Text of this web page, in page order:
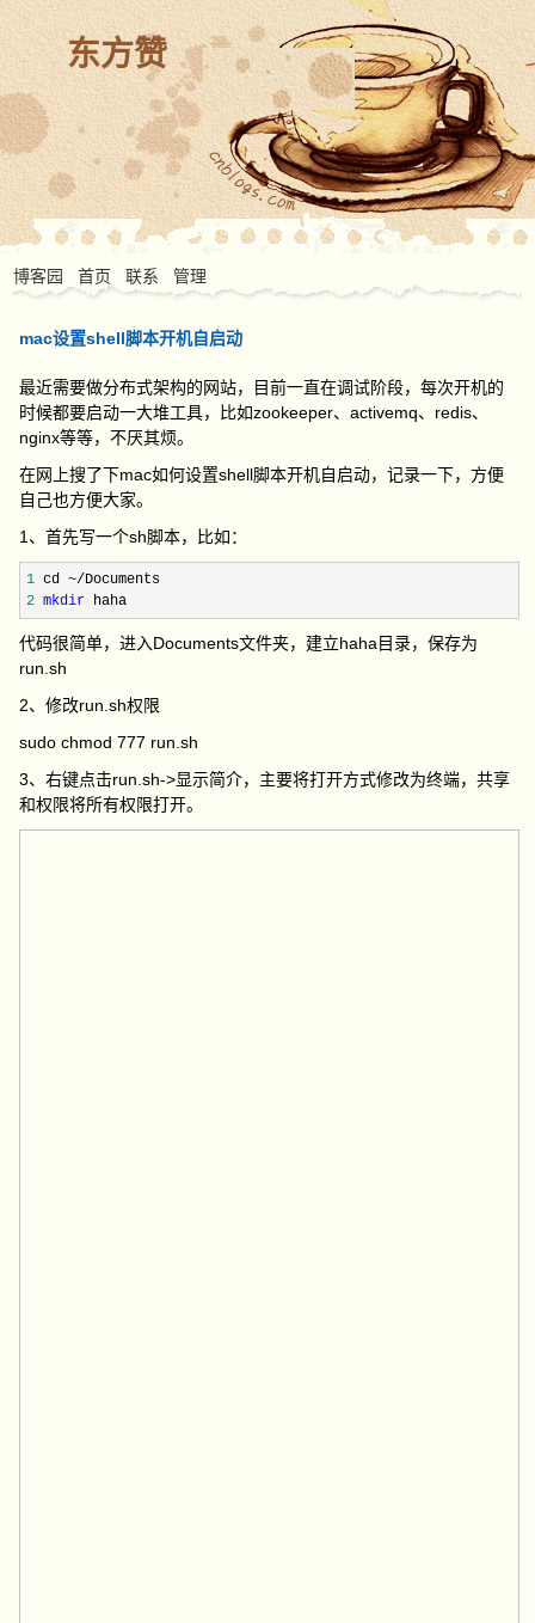
东方赞
博客园 首页 联系 管理
mac设置shell脚本开机自启动
最近需要做分布式架构的网站，目前一直在调试阶段，每次开机的
时候都要启动一大堆工具，比如zookeeper、activemq、redis、
nginx等等，不厌其烦。
在网上搜了下mac如何设置shell脚本开机自启动，记录一下，方便
自己也方便大家。
1、首先写一个sh脚本，比如：
1 cd ~/
2 mkdir haha
代码很简单，进入Documents文件夹，建立haha目录，保存为
run.sh
2、修改run.sh权限
sudo chmod 777 run.sh
3、右键点击run.sh->显示简介，主要将打开方式修改为终端，共享
和权限将所有权限打开。